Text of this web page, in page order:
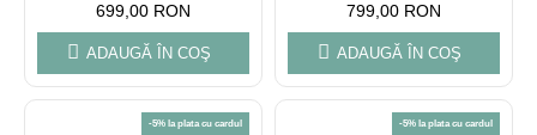
699,00 RON
ADAUGĂ ÎN COŞ
799,00 RON
ADAUGĂ ÎN COŞ
-5% la plata cu cardul -5% la plata cu cardul